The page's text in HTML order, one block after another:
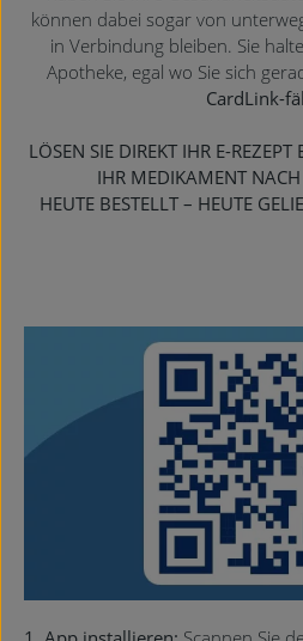
können dabei sogar von
in Verbindung bleiben. Sie
Apotheke, egal wo Sie sich
CardLink-
LÖSEN SIE DIREKT IHR E-
IHR MEDIKAMENT NACH
HEUTE BESTELLT – HEUTE